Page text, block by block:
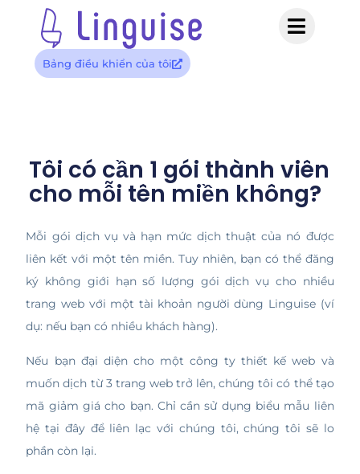
Bảng điều khiển của tôi
Tôi có cần 1 gói thành viên
cho mỗi tên miền không?
Mỗi gói dịch vụ và hạn mức dịch thuật của nó được
liên kết với một tên miền. Tuy nhiên, bạn có thể đăng
ký không giới hạn số lượng gói dịch vụ cho nhiều
trang web với một tài khoản người dùng Linguise (ví
dụ: nếu bạn có nhiều khách hàng).
Nếu bạn đại diện cho một công ty thiết kế web và
muốn dịch từ 3 trang web trở lên, chúng tôi có thể tạo
mã giảm giá cho bạn. Chỉ cần sử dụng biểu mẫu liên
hệ tại đây để liên lạc với chúng tôi, chúng tôi sẽ lo
phần còn lại.